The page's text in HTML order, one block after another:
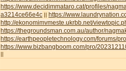
https://www.decidimmataro.cat/profiles/
a3214ce66e4c || https://
http://ekonomimvmeste.ukrbb.net/
https://thegroundsman.com.au/author/
https://earthpeopletechnology.com/forums/
https://www.bizbangboom.com/pro/
||